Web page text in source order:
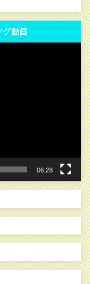
グ動画
06:28